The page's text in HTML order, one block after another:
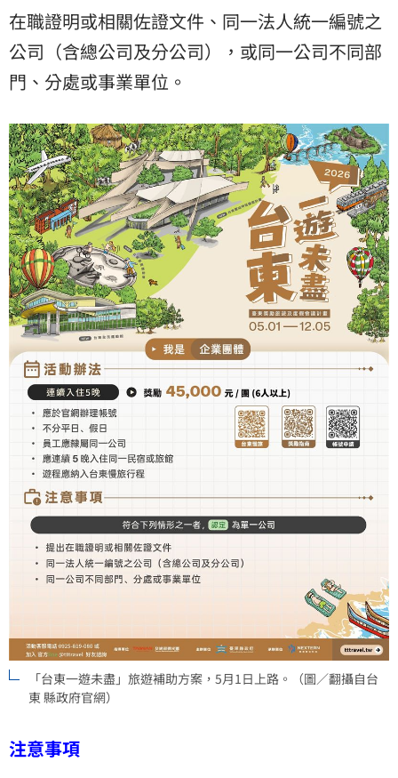
在職證明或相關佐證文件、同一法人統一編號之
公司（含總公司及分公司），或同一公司不同部
門、分處或事業單位。
「台東一遊未盡」旅遊補助方案，5月1日上路。（圖／翻攝自台
東 縣政府官網）
注意事項